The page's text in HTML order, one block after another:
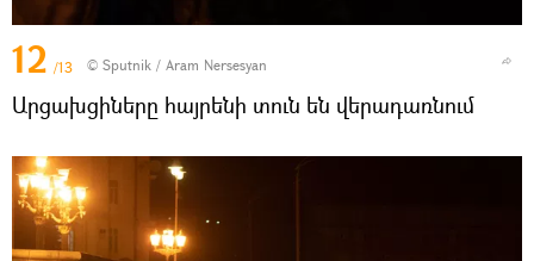
12 /13 © Sputnik / Aram Nersesyan
Արցախցիները հայրենի տուն են վերադառնում